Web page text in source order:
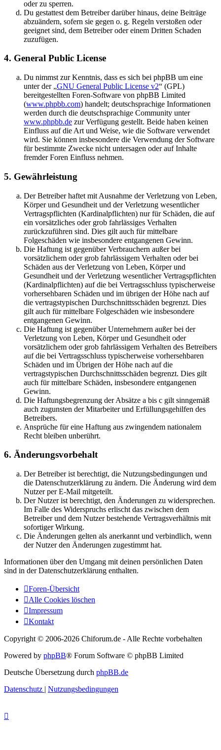
oder zu sperren.
Du gestattest dem Betreiber darüber hinaus, deine Beiträge
abzuändern, sofern sie gegen o. g. Regeln verstoßen oder
geeignet sind, dem Betreiber oder einem Dritten Schaden
zuzufügen.
4. General Public License
Du nimmst zur Kenntnis, dass es sich bei phpBB um eine
unter der „GNU General Public License v2“ (GPL)
bereitgestellten Foren-Software von phpBB Limited
(www.phpbb.com) handelt; deutschsprachige Informationen
werden durch die deutschsprachige Community unter
www.phpbb.de zur Verfügung gestellt. Beide haben keinen
Einfluss auf die Art und Weise, wie die Software verwendet
wird. Sie können insbesondere die Verwendung der Software
für bestimmte Zwecke nicht untersagen oder auf Inhalte
fremder Foren Einfluss nehmen.
5. Gewährleistung
Der Betreiber haftet mit Ausnahme der Verletzung von Leben,
Körper und Gesundheit und der Verletzung wesentlicher
Vertragspflichten (Kardinalpflichten) nur für Schäden, die auf
ein vorsätzliches oder grob fahrlässiges Verhalten
zurückzuführen sind. Dies gilt auch für mittelbare
Folgeschäden wie insbesondere entgangenen Gewinn.
Die Haftung ist gegenüber Verbrauchern außer bei
vorsätzlichem oder grob fahrlässigem Verhalten oder bei
Schäden aus der Verletzung von Leben, Körper und
Gesundheit und der Verletzung wesentlicher Vertragspflichten
(Kardinalpflichten) auf die bei Vertragsschluss typischerweise
vorhersehbaren Schäden und im übrigen der Höhe nach auf
die vertragstypischen Durchschnittsschäden begrenzt. Dies
gilt auch für mittelbare Folgeschäden wie insbesondere
entgangenen Gewinn.
Die Haftung ist gegenüber Unternehmern außer bei der
Verletzung von Leben, Körper und Gesundheit oder
vorsätzlichem oder grob fahrlässigem Verhalten des Betreibers
auf die bei Vertragsschluss typischerweise vorhersehbaren
Schäden und im Übrigen der Höhe nach auf die
vertragstypischen Durchschnittsschäden begrenzt. Dies gilt
auch für mittelbare Schäden, insbesondere entgangenen
Gewinn.
Die Haftungsbegrenzung der Absätze a bis c gilt sinngemäß
auch zugunsten der Mitarbeiter und Erfüllungsgehilfen des
Betreibers.
Ansprüche für eine Haftung aus zwingendem nationalem
Recht bleiben unberührt.
6. Änderungsvorbehalt
Der Betreiber ist berechtigt, die Nutzungsbedingungen und
die Datenschutzerklärung zu ändern. Die Änderung wird dem
Nutzer per E-Mail mitgeteilt.
Der Nutzer ist berechtigt, den Änderungen zu widersprechen.
Im Falle des Widerspruchs erlischt das zwischen dem
Betreiber und dem Nutzer bestehende Vertragsverhältnis mit
sofortiger Wirkung.
Die Änderungen gelten als anerkannt und verbindlich, wenn
der Nutzer den Änderungen zugestimmt hat.
Informationen über den Umgang mit deinen persönlichen Daten
sind in der Datenschutzerklärung enthalten.
Foren-Übersicht
Alle Cookies löschen
Impressum
Kontakt
Copyright © 2006-2026 Chiforum.de - Alle Rechte vorbehalten
Powered by phpBB® Forum Software © phpBB Limited
Deutsche Übersetzung durch phpBB.de
Datenschutz | Nutzungsbedingungen